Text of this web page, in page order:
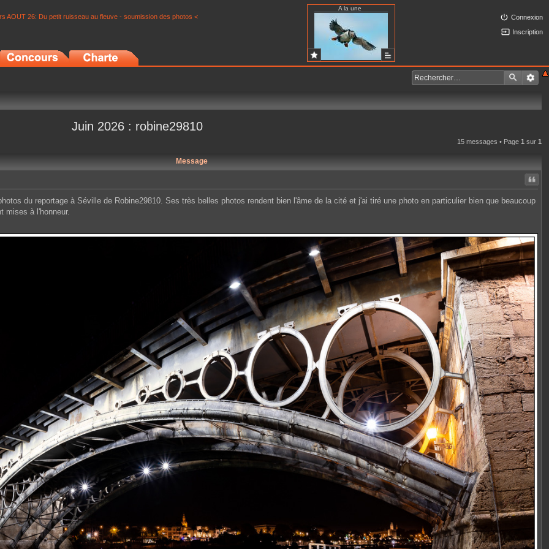
AOUT 26: Du petit ruisseau au fleuve - soumission des photos <
A la une
Connexion
Inscription
Juin 2026 : robine29810
15 messages • Page 1 sur 1
Message
Citer
du reportage à Séville de Robine29810. Ses très belles photos rendent bien l'âme de la cité et j'ai tiré une photo en particulier bien que beaucoup
mises à l'honneur.